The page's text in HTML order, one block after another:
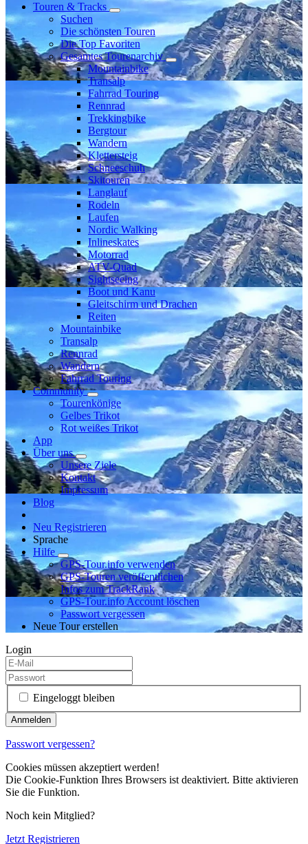
Touren & Tracks
Suchen
Die schönsten Touren
Die Top Favoriten
Gesamtes Tourenarchiv
Mountainbike
Transalp
Fahrrad Touring
Rennrad
Trekkingbike
Bergtour
Wandern
Klettersteig
Schneeschuh
Skitouren
Langlauf
Rodeln
Laufen
Nordic Walking
Inlineskates
Motorrad
ATV-Quad
Sightseeing
Boot und Kanu
Gleitschirm und Drachen
Reiten
Mountainbike
Transalp
Rennrad
Wandern
Fahrrad Touring
Community
Tourenkönige
Gelbes Trikot
Rot weißes Trikot
App
Über uns
Unsere Ziele
Kontakt
Impressum
Blog
Neu Registrieren
Sprache
Hilfe
GPS-Tour.info verwenden
GPS-Touren veröffentlichen
Infos zum TrackRank
GPS-Tour.info Account löschen
Passwort vergessen
Neue Tour erstellen
Login
Eingeloggt bleiben
Passwort vergessen?
Cookies müssen akzeptiert werden!
Die Cookie-Funktion Ihres Browsers ist deaktiviert. Bitte aktivieren
Sie die Funktion.
Noch kein Mitglied?
Jetzt Registrieren